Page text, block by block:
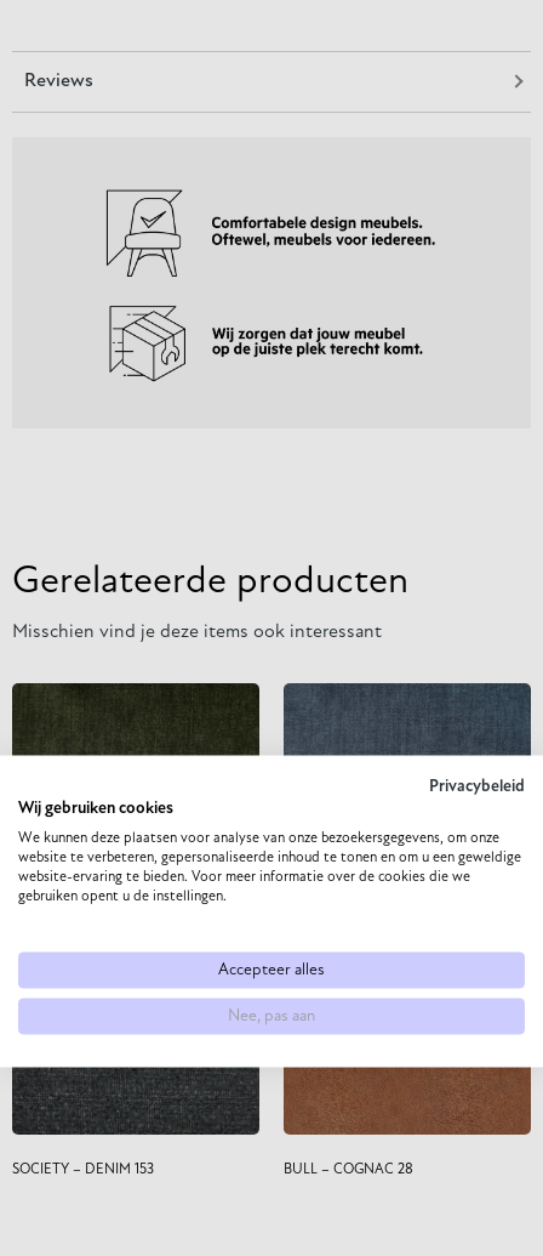
Reviews
Gerelateerde producten
Misschien vind je deze items ook interessant
AIR – FOREST 162
SOCIETY – DENIM 153 BULL – COGNAC 28
Privacybeleid
Wij gebruiken cookies
We kunnen deze plaatsen voor analyse van onze bezoekersgegevens, om onze
website te verbeteren, gepersonaliseerde inhoud te tonen en om u een geweldige
website-ervaring te bieden. Voor meer informatie over de cookies die we
gebruiken opent u de instellingen.
Accepteer alles
Nee, pas aan